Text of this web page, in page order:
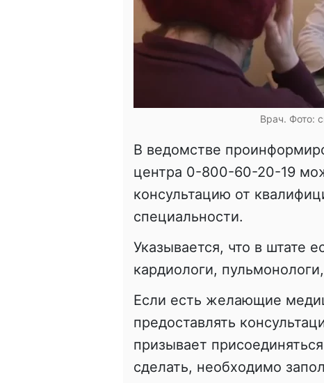
Врач. Фото:
В ведомстве
центра 0-800-60-20-19
консультацию от
специальности.
Указывается, что в штате
кардиологи,
Если есть желающие
предоставлять
призывает
сделать, необходимо